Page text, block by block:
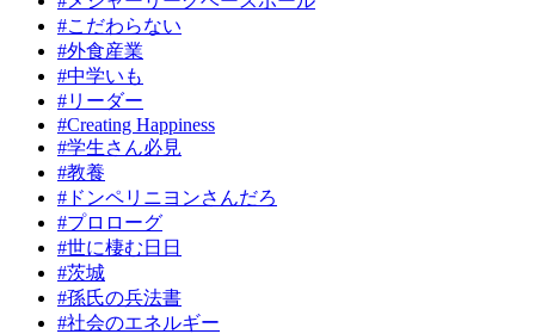
#こだわらない
#外食産業
#中学いも
#リーダー
#Creating Happiness
#学生さん必見
#教養
#ドンペリニヨンさんだろ
#プロローグ
#世に棲む日日
#茨城
#孫氏の兵法書
#社会のエネルギー